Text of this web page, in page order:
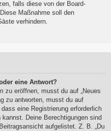
falls diese von der Board-
Maßnahme soll den
verhindern.
eine Antwort?
zu eröffnen, musst du auf „Neues
zu antworten, musst du auf
eine Registrierung erforderlich
Deine Berechtigungen sind
aufgelistet. Z. B. „Du